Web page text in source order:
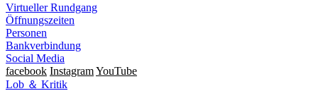
Virtueller Rundgang
Öffnungszeiten
Personen
Bankverbindung
Social Media
facebook InstagramYouTube
Lob ＆ Kritik